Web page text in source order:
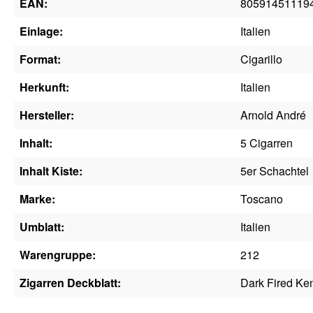
Einlage:
Italien
Format:
Cigarillo
Herkunft:
Italien
Hersteller:
Arnold André
Inhalt:
5 Cigarren
Inhalt Kiste:
5er Schachtel
Marke:
Toscano
Umblatt:
Italien
Warengruppe:
212
Zigarren Deckblatt:
Dark Fired